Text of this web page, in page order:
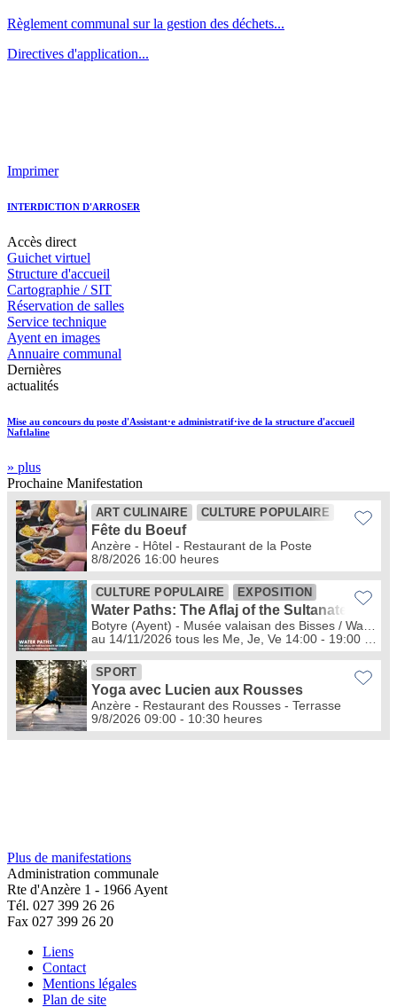
Règlement communal sur la gestion des déchets...
Directives d'application...
Imprimer
INTERDICTION D'ARROSER
Accès direct
Guichet virtuel
Structure d'accueil
Cartographie / SIT
Réservation de salles
Service technique
Ayent en images
Annuaire communal
Dernières
actualités
Mise au concours du poste d'Assistant·e administratif·ive de la structure d'accueil
Naftlaline
» plus
Prochaine Manifestation
Plus de manifestations
Administration communale
Rte d'Anzère 1 - 1966 Ayent
Tél. 027 399 26 26
Fax 027 399 26 20
Liens
Contact
Mentions légales
Plan de site